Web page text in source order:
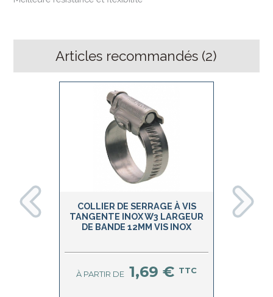
Articles recommandés (2)
COLLIER DE SERRAGE À VIS
TANGENTE INOX W3 LARGEUR
DE BANDE 12MM VIS INOX
À PARTIR DE 1,69 € TTC